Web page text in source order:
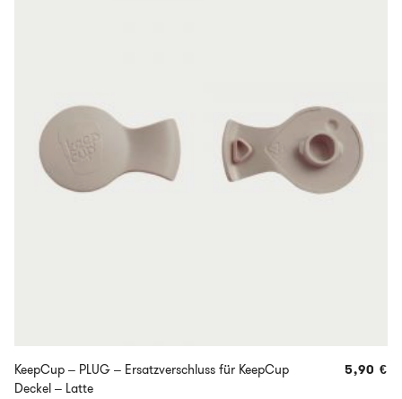
KeepCup – PLUG – Ersatzverschluss für KeepCup
Deckel – Latte
5,90 €